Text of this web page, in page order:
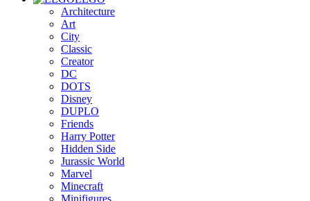
Architecture
Art
City
Classic
Creator
DC
DOTS
Disney
DUPLO
Friends
Harry Potter
Hidden Side
Jurassic World
Marvel
Minecraft
Minifigures